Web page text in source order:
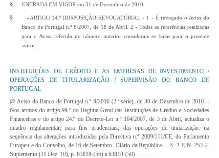
§ ENTRADA EM VIGOR em 31 de Dezembro de 2010.
§
«ARTIGO 14.º (DISPOSIÇÃO REVOGATÓRIA). - 1 - É revogado o Aviso do
Banco de Portugal n.º 6/2007, de 18 de Abril. 2 - Todas as referências realizadas
para o Aviso referido no número anterior consideram-se feitas para o presente
aviso».
INSTITUIÇÕES DE CRÉDITO E AS EMPRESAS DE INVESTIMENTO /
OPERAÇÕES DE TITULARIZAÇÃO / SUPERVISÃO DO BANCO DE
PORTUGAL
@ Aviso do Banco de Portugal n.º 9/2010 (2.ª série), de 30 de Dezembro de 2010. -
Nos termos do artigo 99.º do Regime Geral das Instituições de Crédito e Sociedades
Financeiras e do artigo 24.º do Decreto-Lei n.º 104/2007, de 3 de Abril, actualiza o
quadro regulamentar, para fins prudenciais, das operações de titularização, na
sequência das alterações introduzidas pela Directiva n.º 2009/111/CE, do Parlamento
Europeu e do Conselho, de 16 de Setembro. Diário da República. – S. 2-E N. 253 2.
Suplemento (31 Dez. 10), p. 63818-(56) a 63818-(58)